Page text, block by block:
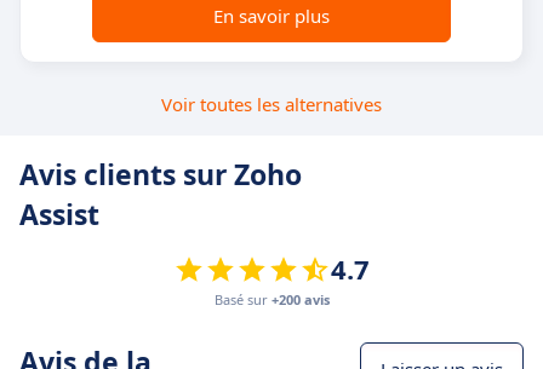
En savoir plus
Voir toutes les alternatives
Avis clients sur Zoho
Assist
4.7
Basé sur +200 avis